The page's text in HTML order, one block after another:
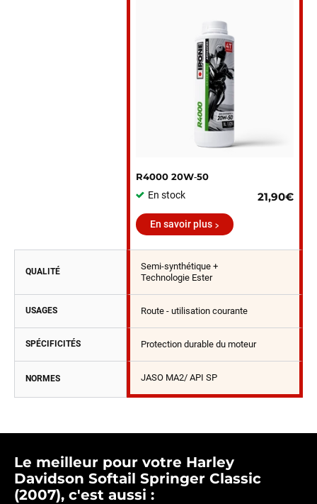
R4000 20W‑50
En stock
21,90€
En savoir plus
QUALITÉ
Semi-synthétique +
Technologie Ester
USAGES Route - utilisation courante
SPÉCIFICITÉS Protection durable du moteur
NORMES JASO MA2/ API SP
Le meilleur pour votre Harley
Davidson Softail Springer Classic
(2007), c'est aussi :